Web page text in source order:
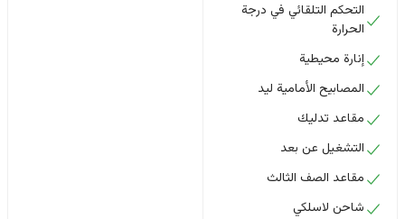
التحكم التلقائي في درجة
الحرارة
إنارة محيطية
المصابيح الأمامية ليد
مقاعد تدليك
التشغيل عن بعد
مقاعد الصف الثالث
شاحن لاسلكي